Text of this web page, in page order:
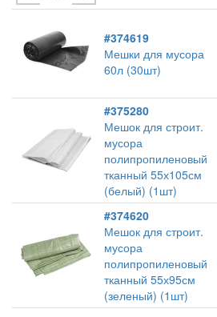
#374619
Мешки для мусора
60л (30шт)
#375280
Мешок для строит.
мусора
полипропиленовый
тканный 55х105см
(белый) (1шт)
#374620
Мешок для строит.
мусора
полипропиленовый
тканный 55х95см
(зеленый) (1шт)